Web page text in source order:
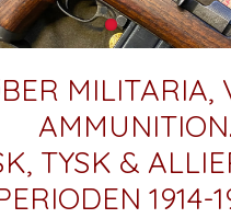
MILITARIA,
AMMUNITION.
TYSK &
1914-